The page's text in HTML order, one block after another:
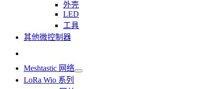
外壳
LED
工具
其他微控制器
Meshtastic 网络
LoRa Wio 系列